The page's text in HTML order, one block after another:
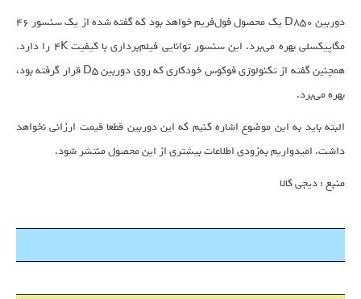
دوربین D850 یک محصول فول‌فریم خواهد بود که گفته شده از یک سنسور ۴۶
مگاپیکسلی بهره می‌برد. این سنسور توانایی فیلم‌برداری با کیفیت ۴K را دارد.
همچنین گفته از تکنولوژی فوکوس خودکاری که روی دوربین D5‌ قرار گرفته بود،
بهره می‌برد.
البته باید به این موضوع اشاره کنیم که این دوربین قطعا قیمت ارزانی نخواهد
داشت. امیدواریم به‌زودی اطلاعات بیشتری از این محصول منتشر شود.
منبع : دیجی کالا